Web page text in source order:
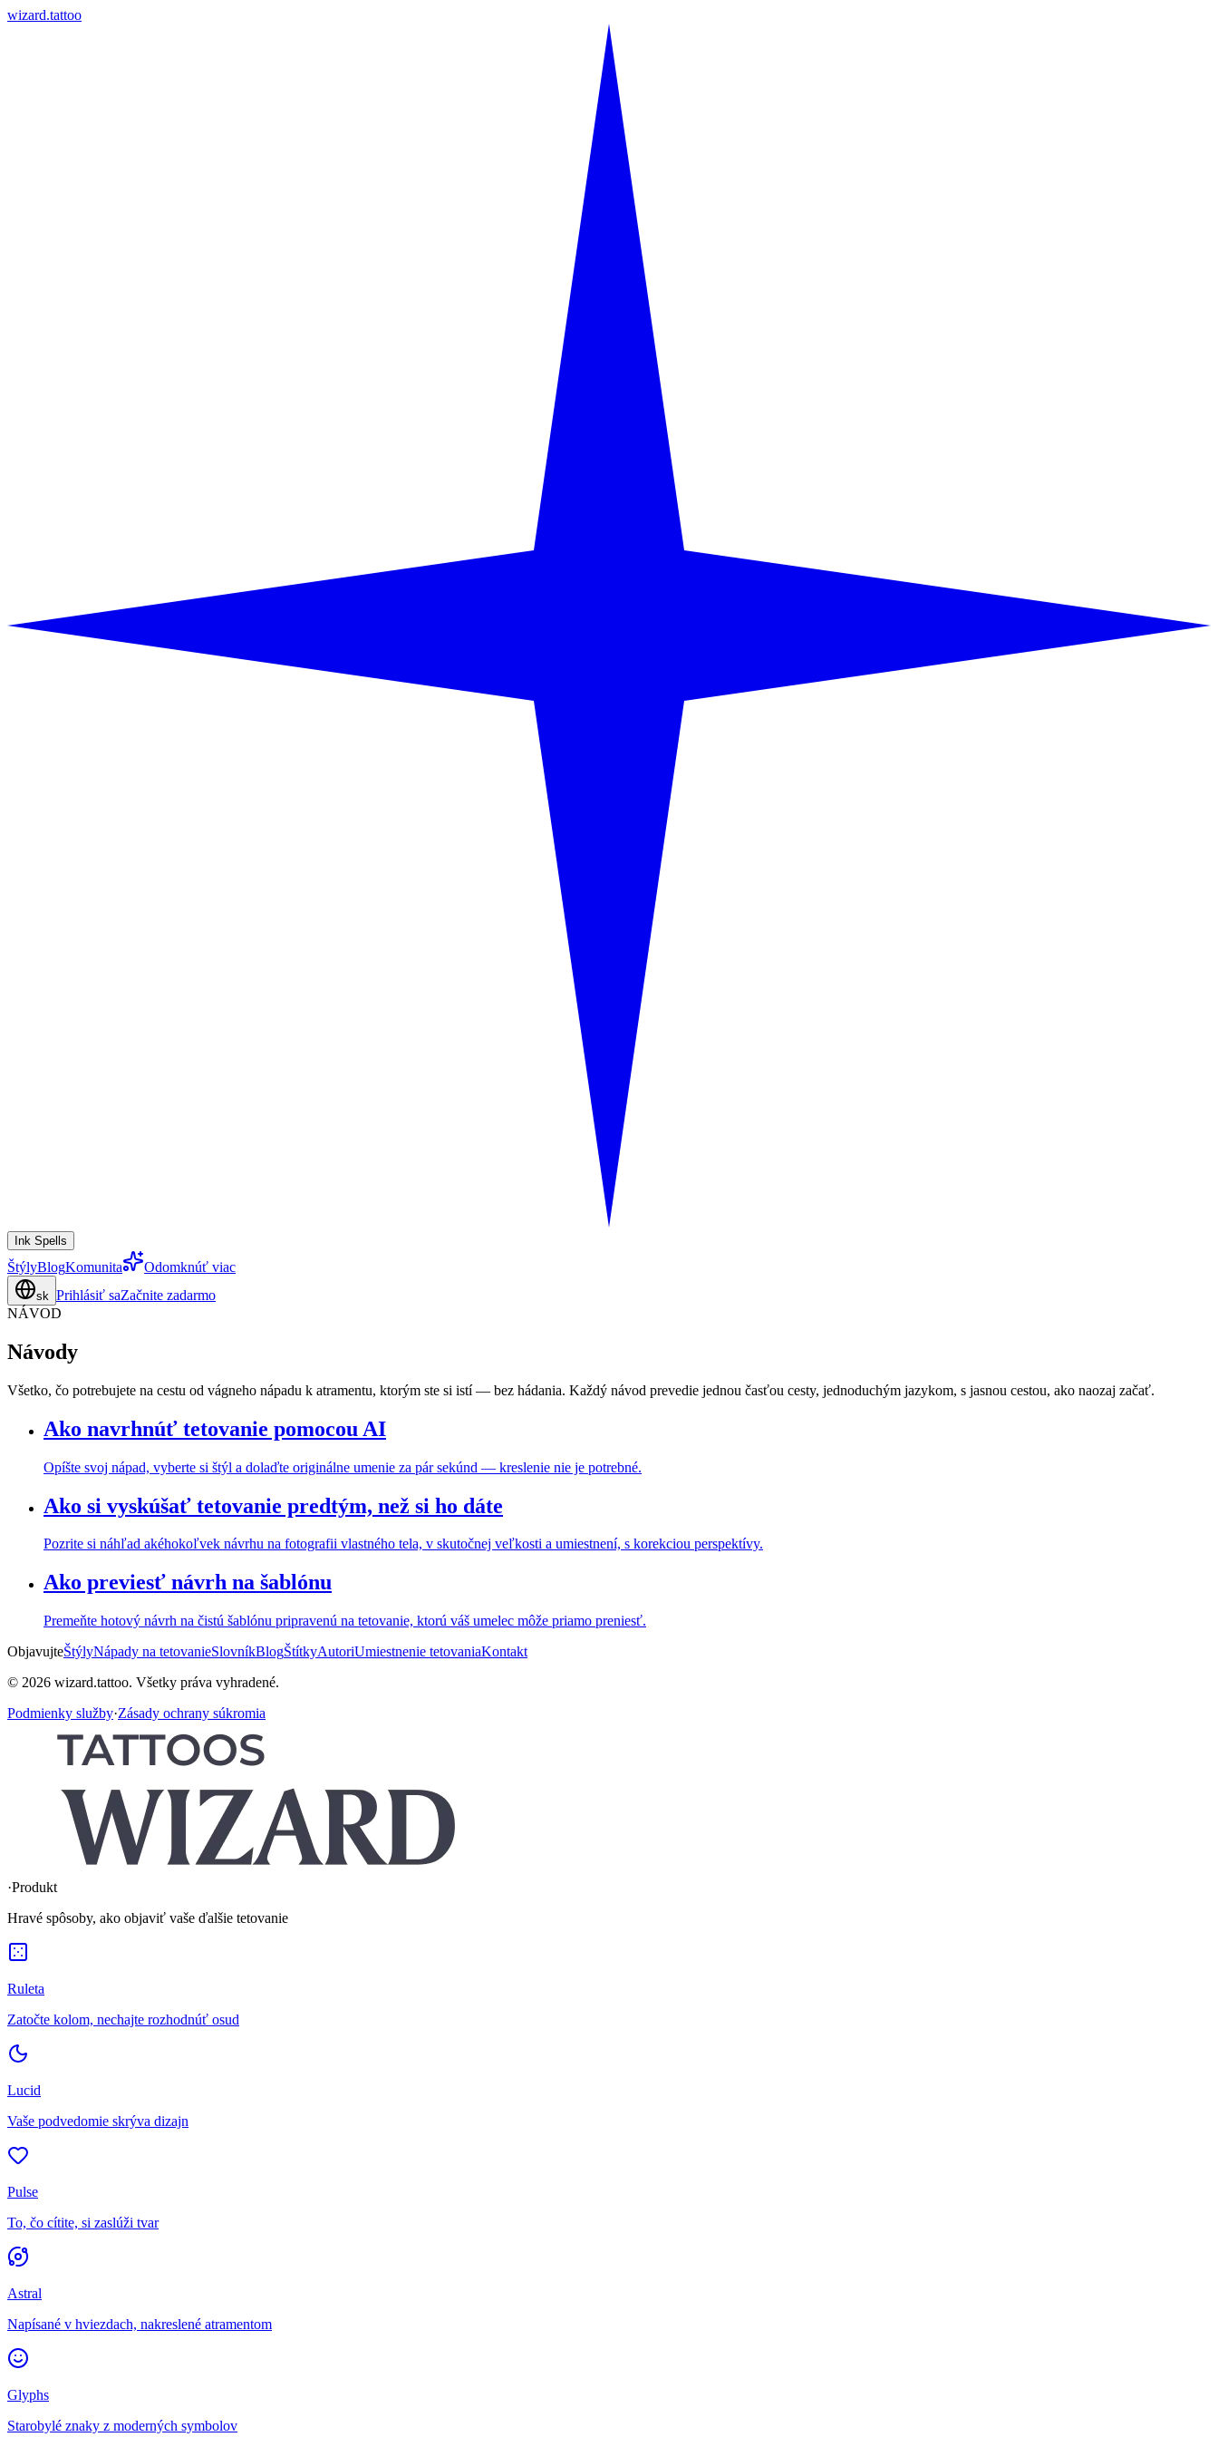
wizard.tattoo
Ink Spells
ŠtýlyBlogKomunita Odomknúť viac
sk Prihlásiť saZačnite zadarmo
NÁVOD
Návody
Všetko, čo potrebujete na cestu od vágneho nápadu k atramentu, ktorým ste si istí — bez hádania. Každý návod prevedie jednou časťou cesty, jednoduchým jazykom, s jasnou cestou, ako naozaj začať.
Ako navrhnúť tetovanie pomocou AI
Opíšte svoj nápad, vyberte si štýl a dolaďte originálne umenie za pár sekúnd — kreslenie nie je potrebné.
Ako si vyskúšať tetovanie predtým, než si ho dáte
Pozrite si náhľad akéhokoľvek návrhu na fotografii vlastného tela, v skutočnej veľkosti a umiestnení, s korekciou perspektívy.
Ako previesť návrh na šablónu
Premeňte hotový návrh na čistú šablónu pripravenú na tetovanie, ktorú váš umelec môže priamo preniesť.
ObjavujteŠtýlyNápady na tetovanieSlovníkBlogŠtítkyAutoriUmiestnenie tetovaniaKontakt
© 2026 wizard.tattoo. Všetky práva vyhradené.
Podmienky služby·Zásady ochrany súkromia
·Produkt
Hravé spôsoby, ako objaviť vaše ďalšie tetovanie
Ruleta
Zatočte kolom, nechajte rozhodnúť osud
Lucid
Vaše podvedomie skrýva dizajn
Pulse
To, čo cítite, si zaslúži tvar
Astral
Napísané v hviezdach, nakreslené atramentom
Glyphs
Starobylé znaky z moderných symbolov